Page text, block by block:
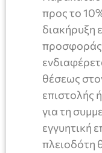
προς το
διακήρυξη
προσφοράς,
θέσεως
επιστολής
για τη
εγγυητική
πλειοδότη